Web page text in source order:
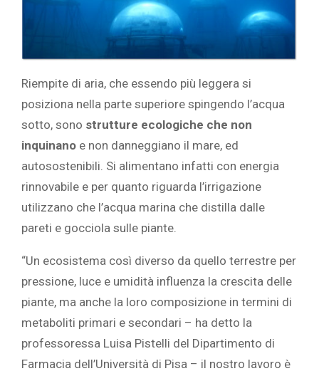
Riempite di aria, che essendo più leggera si
posiziona nella parte superiore spingendo l’acqua
sotto, sono strutture ecologiche che non
inquinano e non danneggiano il mare, ed
autosostenibili. Si alimentano infatti con energia
rinnovabile e per quanto riguarda l’irrigazione
utilizzano che l’acqua marina che distilla dalle
pareti e gocciola sulle piante.
“Un ecosistema così diverso da quello terrestre per
pressione, luce e umidità influenza la crescita delle
piante, ma anche la loro composizione in termini di
metaboliti primari e secondari – ha detto la
professoressa Luisa Pistelli del Dipartimento di
Farmacia dell’Università di Pisa – il nostro lavoro è